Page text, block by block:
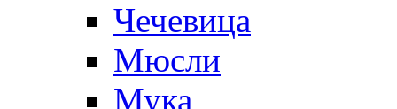
Чечевица
Мюсли
Мука